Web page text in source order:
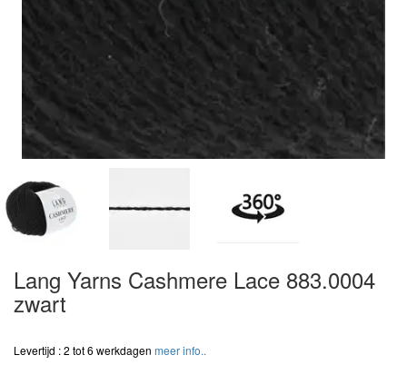
Lang Yarns Cashmere Lace 883.0004
zwart
Levertijd : 2 tot 6 werkdagen meer info..